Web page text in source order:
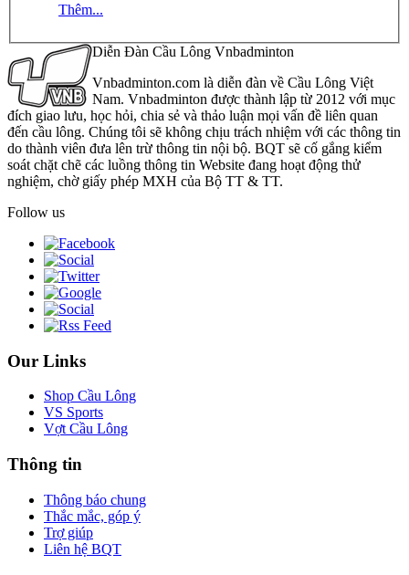
Thêm...
Diễn Đàn Cầu Lông Vnbadminton
Vnbadminton.com là diễn đàn về Cầu Lông Việt
Nam. Vnbadminton được thành lập từ 2012 với mục
đích giao lưu, học hỏi, chia sẻ và thảo luận mọi vấn đề liên quan
đến cầu lông. Chúng tôi sẽ không chịu trách nhiệm với các thông tin
do thành viên đưa lên trừ thông tin nội bộ. BQT sẽ cố gắng kiểm
soát chặt chẽ các luồng thông tin Website đang hoạt động thử
nghiệm, chờ giấy phép MXH của Bộ TT & TT.
Follow us
Our Links
Shop Cầu Lông
VS Sports
Vợt Cầu Lông
Thông tin
Thông báo chung
Thắc mắc, góp ý
Trợ giúp
Liên hệ BQT